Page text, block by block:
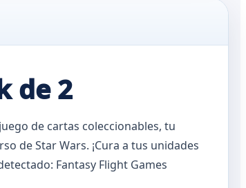
de 2
de cartas coleccionables, tu
de Star Wars. ¡Cura a tus unidades
Fantasy Flight Games